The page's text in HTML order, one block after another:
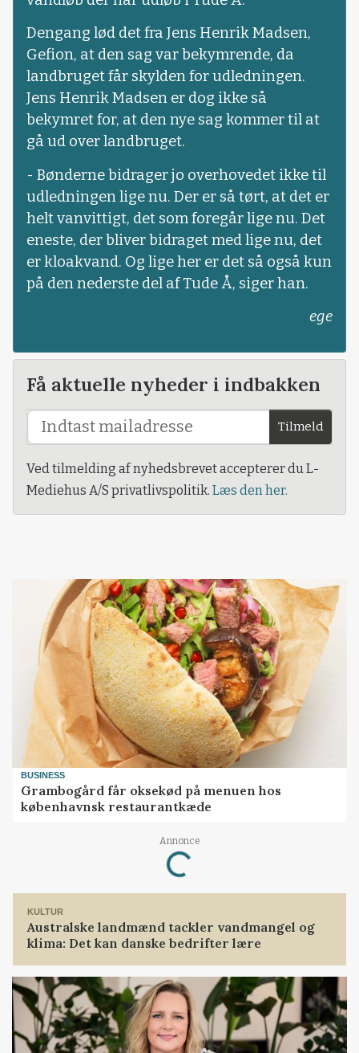
Dengang lød det fra Jens Henrik Madsen,
Gefion, at den sag var bekymrende, da
landbruget får skylden for udledningen.
Jens Henrik Madsen er dog ikke så
bekymret for, at den nye sag kommer til at
gå ud over landbruget.
- Bønderne bidrager jo overhovedet ikke til
udledningen lige nu. Der er så tørt, at det er
helt vanvittigt, det som foregår lige nu. Det
eneste, der bliver bidraget med lige nu, det
er kloakvand. Og lige her er det så også kun
på den nederste del af Tude Å, siger han.
ege
Få aktuelle nyheder i indbakken
Tilmeld
Ved tilmelding af nyhedsbrevet accepterer du L-
Mediehus A/S privatlivspolitik. Læs den her.
BUSINESS
Grambogård får oksekød på menuen hos
københavnsk restaurantkæde
Annonce
Loading...
KULTUR
Australske landmænd tackler vandmangel og
klima: Det kan danske bedrifter lære